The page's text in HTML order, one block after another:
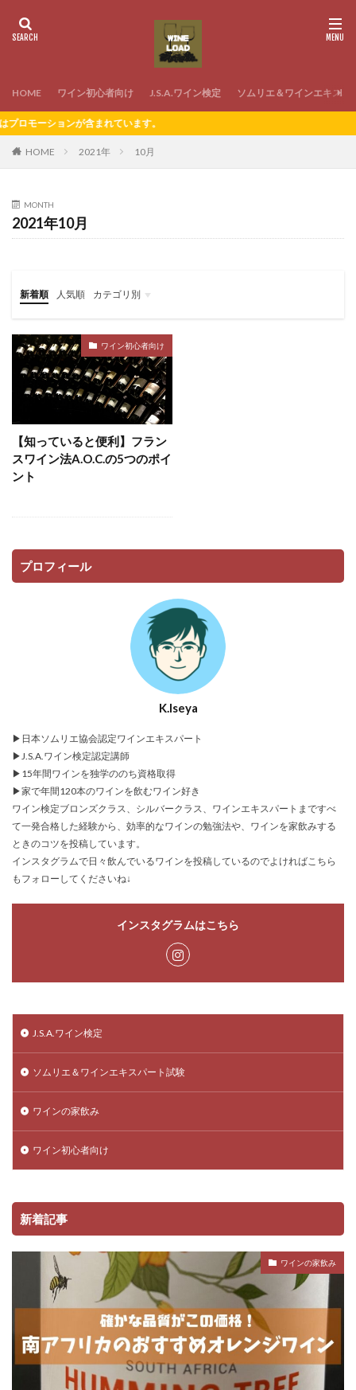
HOME ワイン初心者向け J.S.A.ワイン検定 ソムリエ＆ワインエキスパ
が含まれています。
HOME 2021年 10月
MONTH
2021年10月
新着順 人気順
カテゴリ別
ワイン初心者向け
【知っていると便利】フラン
スワイン法A.O.C.の5つのポイ
ント
プロフィール
K.Iseya
▶日本ソムリエ協会認定ワインエキスパート
▶J.S.A.ワイン検定認定講師
▶15年間ワインを独学ののち資格取得
▶家で年間120本のワインを飲むワイン好き
ワイン検定ブロンズクラス、シルバークラス、ワインエキスパートまですべ
て一発合格した経験から、効率的なワインの勉強法や、ワインを家飲みする
ときのコツを投稿しています。
インスタグラムで日々飲んでいるワインを投稿しているのでよければこちら
もフォローしてくださいね↓
インスタグラムはこちら
J.S.A.ワイン検定
ソムリエ＆ワインエキスパート試験
ワインの家飲み
ワイン初心者向け
新着記事
ワインの家飲み